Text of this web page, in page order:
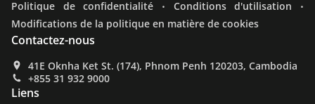
Politique de confidentialité Conditions d'utilisation
Modifications de la politique en matière de cookies
Contactez-nous
41E Oknha Ket St. (174), Phnom Penh 120203, Cambodia
+855 31 932 9000
Liens